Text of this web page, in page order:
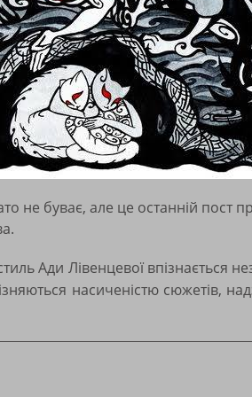
не буває, але це останній пост
Ади Лівенцевої впізнається
насиченістю сюжетів,